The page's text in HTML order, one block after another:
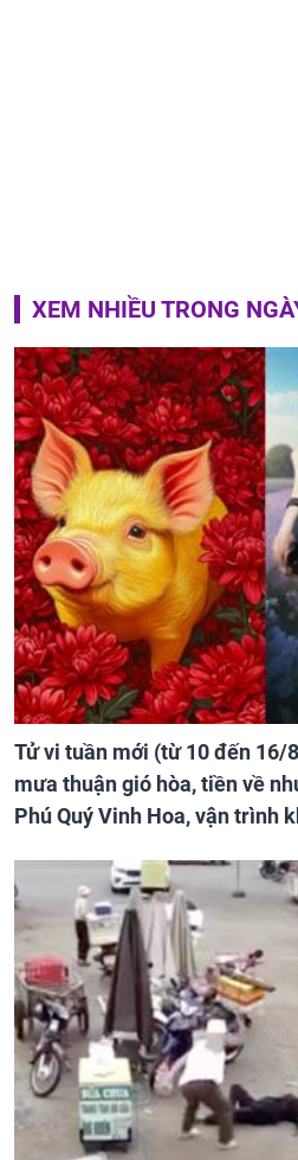
XEM NHIỀU TRONG
Tử vi tuần mới (từ 10 đến 16/
mưa thuận gió hòa, tiền về
Phú Quý Vinh Hoa, vận trình